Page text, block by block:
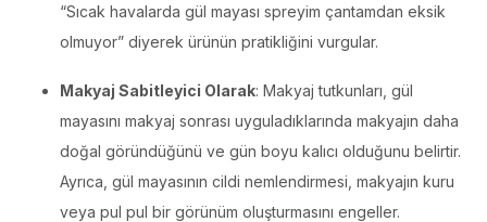
“Sıcak havalarda gül mayası spreyim çantamdan eksik
olmuyor” diyerek ürünün pratikliğini vurgular.
Makyaj Sabitleyici Olarak: Makyaj tutkunları, gül
mayasını makyaj sonrası uyguladıklarında makyajın daha
doğal göründüğünü ve gün boyu kalıcı olduğunu belirtir.
Ayrıca, gül mayasının cildi nemlendirmesi, makyajın kuru
veya pul pul bir görünüm oluşturmasını engeller.